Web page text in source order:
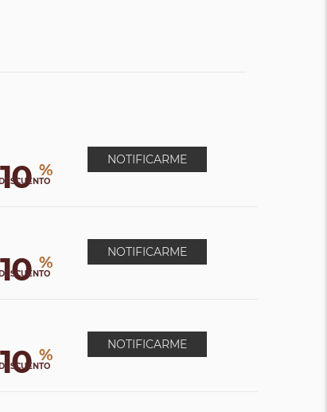
10 %
NOTIFICARME
10 %
NOTIFICARME
10 %
NOTIFICARME